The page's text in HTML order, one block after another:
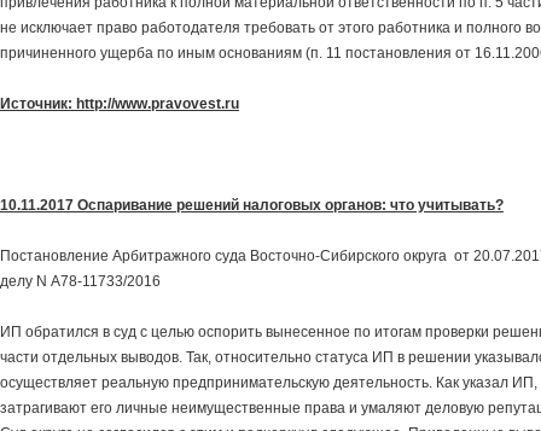
не исключает право работодателя требовать от этого работника и полного
причиненного ущерба по иным основаниям (п. 11 постановления от
Источник: http://www.pravovest.ru
10.11.2017 Оспаривание решений налоговых органов: что учитывать?
Постановление Арбитражного суда Восточно-Сибирского округа от
делу N А78-11733/2016
ИП обратился в суд с целью оспорить вынесенное по итогам проверки
части отдельных выводов. Так, относительно статуса ИП в решении
осуществляет реальную предпринимательскую деятельность. Как указал
затрагивают его личные неимущественные права и умаляют деловую